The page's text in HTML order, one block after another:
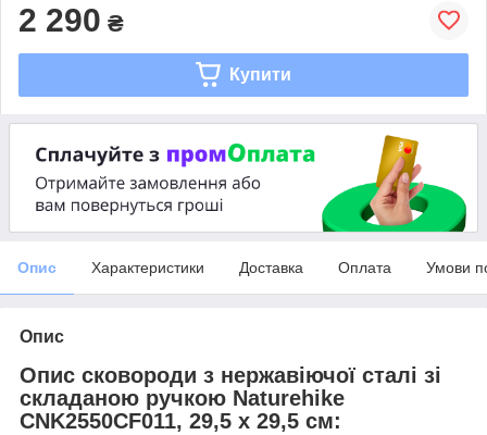
2 290 ₴
Купити
Опис Характеристики Доставка Оплата Умови
Опис
Опис сковороди з нержавіючої сталі зі
складаною ручкою Naturehike
CNK2550CF011, 29,5 х 29,5 см: